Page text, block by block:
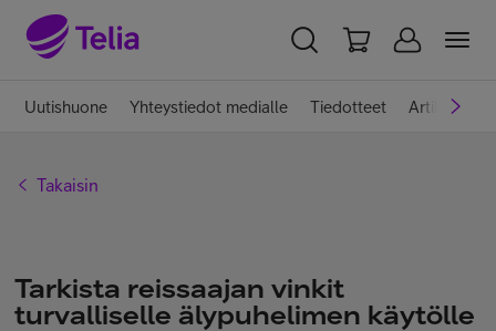
YKSITYISILLE YRITYKSILLE WHOLESALE
Vastuullisuus
Uutishuone Yhteystiedot medialle Tiedotteet Artikkelit
Takaisin
Tarkista reissaajan vinkit
turvalliselle älypuhelimen käytölle